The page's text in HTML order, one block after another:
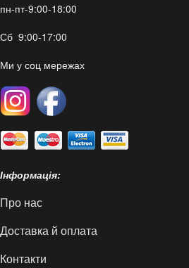
пн-пт-9:00-18:00
Сб 9:00-17:00
Ми у соц мережах
Інформація:
Про нас
Доставка й оплата
Контакти